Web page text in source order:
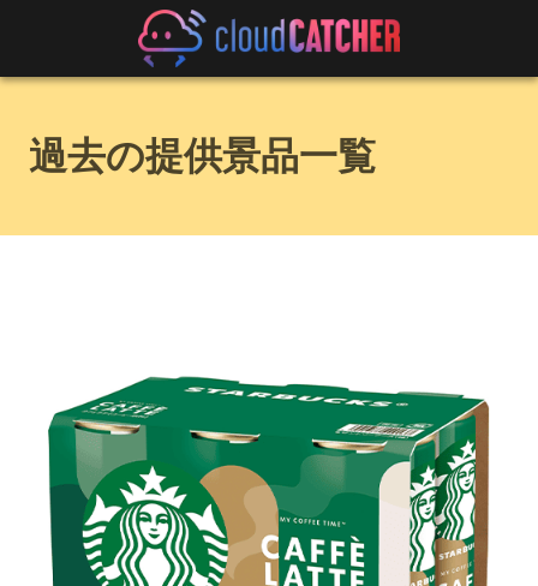
過去の提供景品一覧